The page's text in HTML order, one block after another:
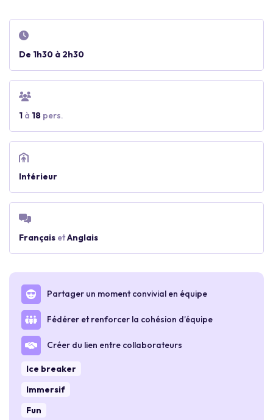
De 1h30 à 2h30
1 à 18 pers.
Intérieur
Français etAnglais
Partager un moment convivial en équipe
Fédérer et renforcer la cohésion d’équipe
Créer du lien entre collaborateurs
Ice breaker
Immersif
Fun